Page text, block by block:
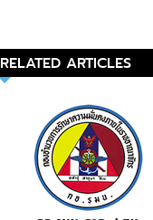
RELATED ARTICLES